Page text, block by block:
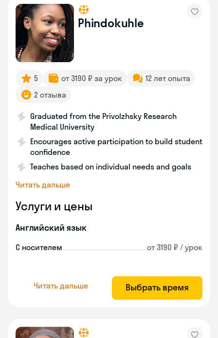
Phindokuhle
5 от 3190 ₽ за урок
12 лет опыта
2 отзыва
Graduated from the Privolzhsky Research
Medical University
Encourages active participation to build student
confidence
Teaches based on individual needs and goals
Читать дальше
Услуги и цены
Английский язык
С носителем от 3190 ₽ / урок
Читать дальше Выбрать время